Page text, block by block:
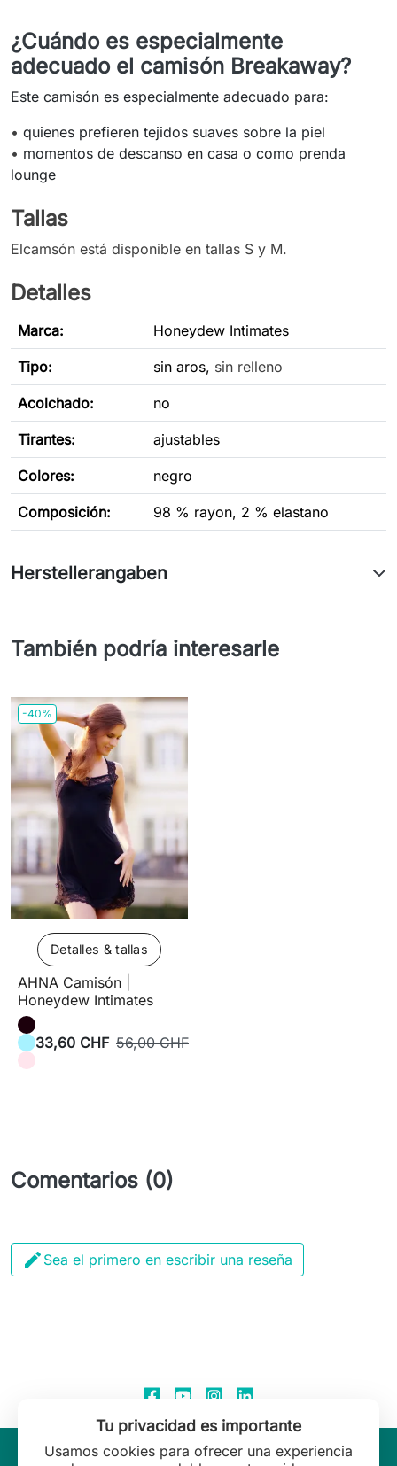
¿Cuándo es especialmente
adecuado el camisón Breakaway?
Este camisón es especialmente adecuado para:
• quienes prefieren tejidos suaves sobre la piel
• momentos de descanso en casa o como prenda
lounge
Tallas
Elcamsón está disponible en tallas S y M.
Detalles
Marca: Honeydew Intimates
Tipo: sin aros, sin relleno
Acolchado: no
Tirantes: ajustables
Colores: negro
Composición: 98 % rayon, 2 % elastano
Herstellerangaben
También podría interesarle
-40%
Detalles & tallas
AHNA Camisón |
Honeydew Intimates
33,60 CHF 56,00 CHF
Comentarios (0)
 Sea el primero en escribir una reseña
Tu privacidad es importante
Usamos cookies para ofrecer una experiencia